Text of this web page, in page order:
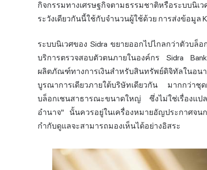
กิจกรรมทางเศรษฐกิจตามธรรมชาติหรือระบบนิเ
ระวังเดียวกันนี้ใช้กับจำนวนผู้ใช้ด้วย การส่งข้อมูล
ระบบนิเวศของ Sidra ขยายออกไปไกลกว่าตัวบล็อ
บริการตรวจสอบตัวตนภายในองค์กร Sidra
ผลิตภัณฑ์ทางการเงินสำหรับสินทรัพย์ดิจิทัลในอ
บูรณาการเดียวภายใต้บริษัทเดียวกัน มากกว่า
บล็อกเชนสาธารณะขนาดใหญ่ ซึ่งไม่ใช่เรื่องแ
อำนาจ" นั้นควรอยู่ในเครื่องหมายอัญประกาศจ
กำกับดูแลจะสามารถมองเห็นได้อย่างอิสระ